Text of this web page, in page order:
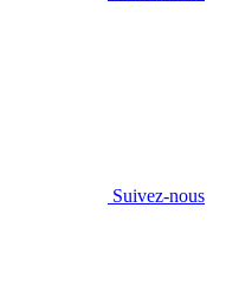
Suivez-nous